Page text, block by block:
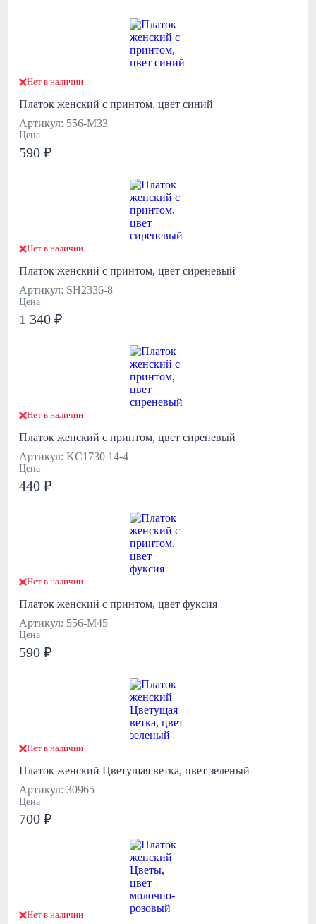
Нет в наличии
Платок женский с принтом, цвет синий
Артикул: 556-М33
Цена
590 ₽
Нет в наличии
Платок женский с принтом, цвет сиреневый
Артикул: SH2336-8
Цена
1 340 ₽
Нет в наличии
Платок женский с принтом, цвет сиреневый
Артикул: KC1730 14-4
Цена
440 ₽
Нет в наличии
Платок женский с принтом, цвет фуксия
Артикул: 556-М45
Цена
590 ₽
Нет в наличии
Платок женский Цветущая ветка, цвет зеленый
Артикул: 30965
Цена
700 ₽
Нет в наличии